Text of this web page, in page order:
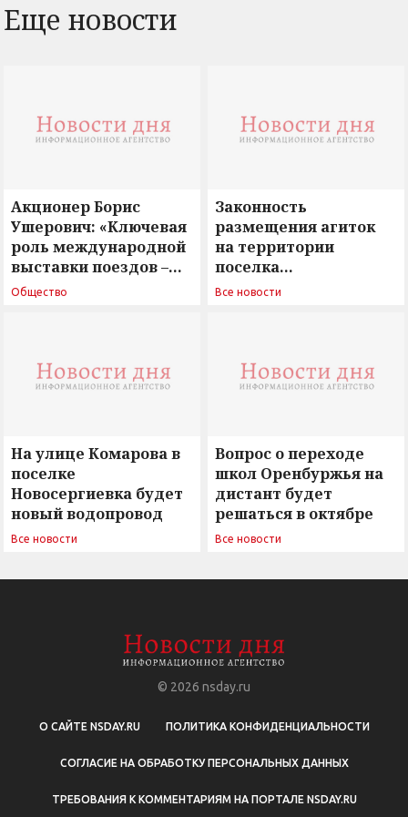
Еще новости
Акционер Борис
Ушерович: «Ключевая
роль международной
выставки поездов –
поиск ответов на
Общество
Законность
размещения агиток
на территории
поселка
Новосергиевка
Все новости
На улице Комарова в
поселке
Новосергиевка будет
новый водопровод
Все новости
Вопрос о переходе
школ Оренбуржья на
дистант будет
решаться в октябре
Все новости
© 2026 nsday.ru
О САЙТЕ NSDAY.RU ПОЛИТИКА КОНФИДЕНЦИАЛЬНОСТИ
СОГЛАСИЕ НА ОБРАБОТКУ ПЕРСОНАЛЬНЫХ ДАННЫХ
ТРЕБОВАНИЯ К КОММЕНТАРИЯМ НА ПОРТАЛЕ NSDAY.RU